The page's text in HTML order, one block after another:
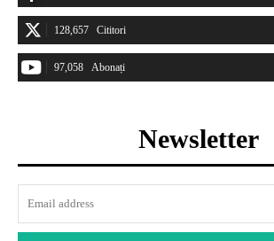
128,657 Cititori
97,058 Abonați
Newsletter